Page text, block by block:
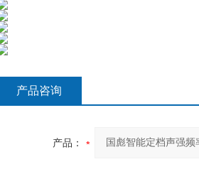
产品咨询
产品：